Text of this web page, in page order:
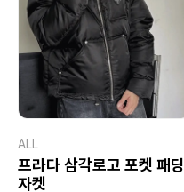
ALL
프라다 삼각로고 포켓 패딩
자켓